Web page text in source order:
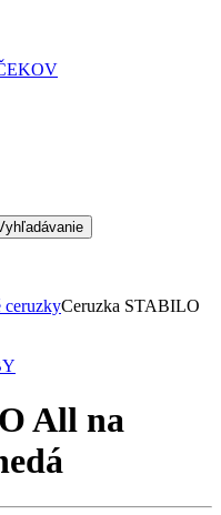
ceruzkyCeruzka STABILO
All na